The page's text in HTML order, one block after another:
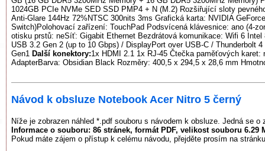
1024GB PCIe NVMe SED SSD PMP4 + N (M.2) Rozšiřující sloty
Anti-Glare 144Hz 72%NTSC 300nits 3ms Grafická karta: NVIDIA
Switch)Polohovací zařízení: TouchPad Podsvícená klávesnice: ano (4-
otisku prstů: neSíť: Gigabit Ethernet Bezdrátová komunikace: Wifi 6 Intel
USB 3.2 Gen 2 (up to 10 Gbps) / DisplayPort over USB-C / Thunderbolt
Gen1 Další konektory:1x HDMI 2.1 1x RJ-45 Čtečka paměťových
AdapterBarva: Obsidian Black Rozměry: 400,5 x 294,5 x 28,6 mm
Návod k obsluze Notebook Acer Nitro 5 černý
Níže je zobrazen náhled *.pdf souboru s návodem k obsluze. Jedná se o
Informace o souboru: 86 stránek, formát PDF, velikost souboru 6.29
Pokud máte zájem o přístup k celému návodu, přejděte prosím na